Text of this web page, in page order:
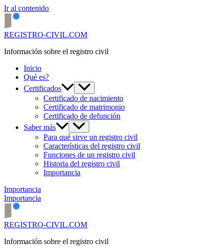
Ir al contenido
REGISTRO-CIVIL.COM
Información sobre el registro civil
Inicio
Qué es?
Certificados
Certificado de nacimiento
Certificado de matrimonio
Certificado de defunción
Saber más
Para qué sirve un registro civil
Características del registro civil
Funciones de un registro civil
Historia del registro civil
Importancia
Importancia
Importancia
REGISTRO-CIVIL.COM
Información sobre el registro civil